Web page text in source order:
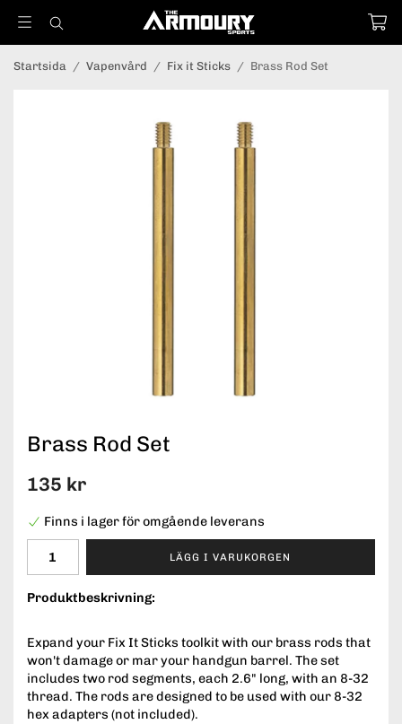
Startsida / Vapenvård / Fix it Sticks / Brass Rod Set
Brass Rod Set
135 kr
Finns i lager för omgående leverans
LÄGG I VARUKORGEN
Produktbeskrivning:
Expand your Fix It Sticks toolkit with our brass rods that
won't damage or mar your handgun barrel. The set
includes two rod segments, each 2.6" long, with an 8-32
thread. The rods are designed to be used with our 8-32
hex adapters (not included).